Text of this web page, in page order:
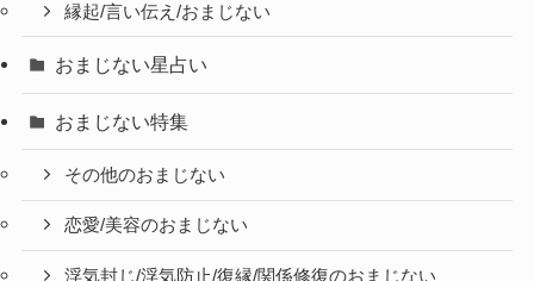
縁起/言い伝え/おまじない
おまじない星占い
おまじない特集
その他のおまじない
恋愛/美容のおまじない
浮気封じ/浮気防止/復縁/関係修復のおまじない